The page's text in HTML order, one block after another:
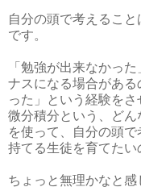
自分の頭で考えるこ
です。
「勉強が出来なかっ
ナスになる場合があ
った」という経験をさ
微分積分という、ど
を使って、自分の頭
持てる生徒を育てたい
ちょっと無理かなと